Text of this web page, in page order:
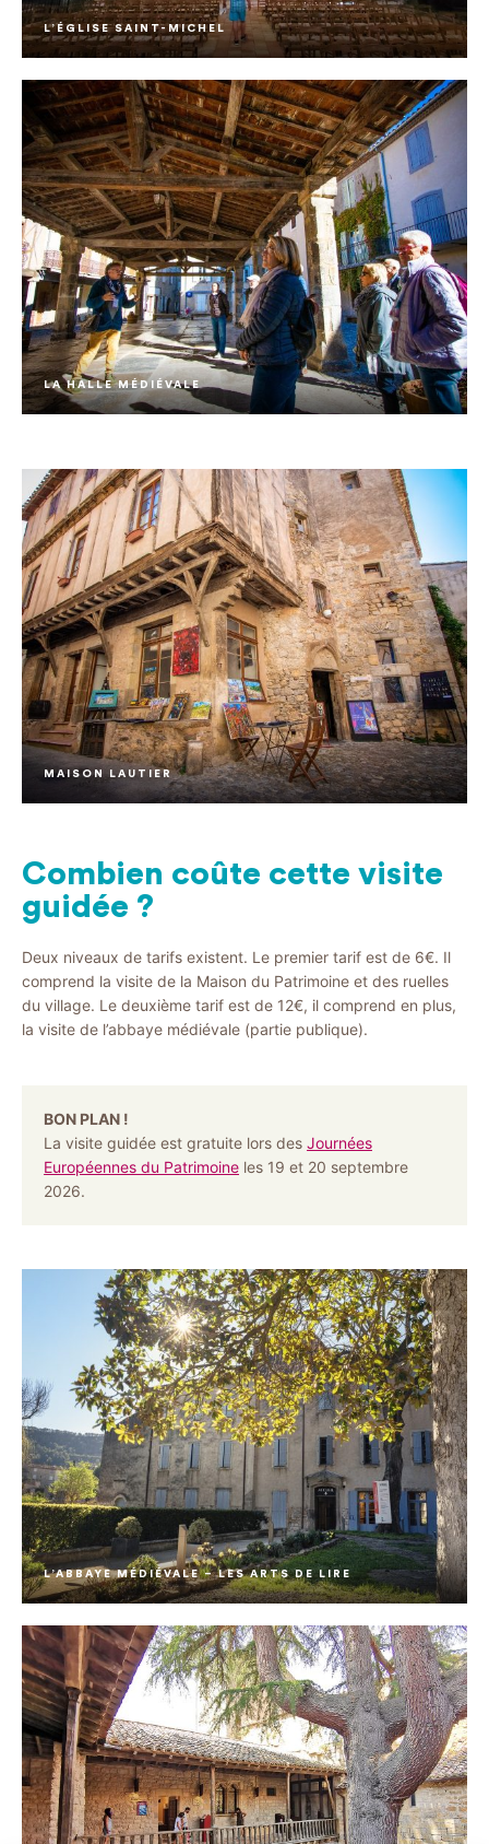
L’ÉGLISE SAINT-MICHEL
LA HALLE MÉDIÉVALE
MAISON LAUTIER
Combien coûte cette visite
guidée ?
Deux niveaux de tarifs existent. Le premier tarif est de 6€. Il
comprend la visite de la Maison du Patrimoine et des ruelles
du village. Le deuxième tarif est de 12€, il comprend en plus,
la visite de l’abbaye médiévale (partie publique).
BON PLAN !
La visite guidée est gratuite lors des Journées
Européennes du Patrimoine les 19 et 20 septembre
2026.
L’ABBAYE MÉDIÉVALE – LES ARTS DE LIRE